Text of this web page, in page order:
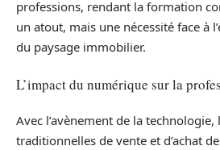
professions, rendant la formation
un atout, mais une nécessité face à
du paysage immobilier.
L’impact du numérique sur la
Avec l’avènement de la
traditionnelles de vente et d’achat